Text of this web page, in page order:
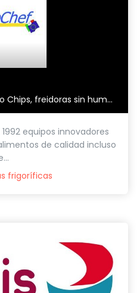
Cortapatatas, carritos Ciao Chips, freidoras sin humos,...
equipos innovadores
de calidad incluso
frigoríficas